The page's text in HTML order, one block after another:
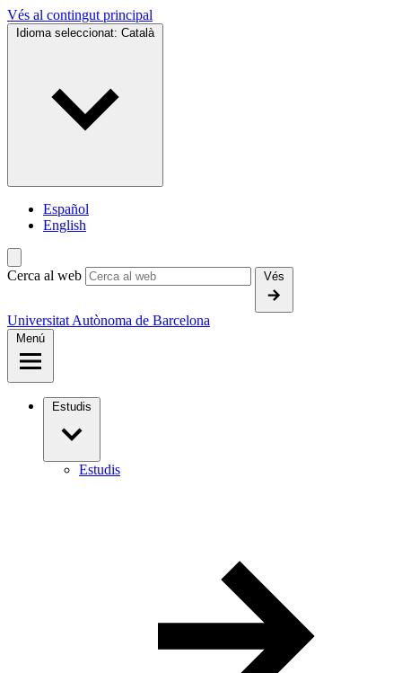
Vés al contingut principal
Idioma seleccionat: Català
Español
English
Cerca al web Vés
Universitat Autònoma de Barcelona
Menú
Estudis
Estudis